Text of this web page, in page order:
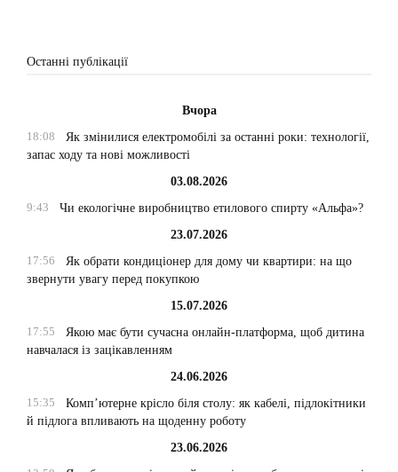
Останні публікації
Вчора
18:08
Як змінилися електромобілі за останні роки: технології,
запас ходу та нові можливості
03.08.2026
9:43
Чи екологічне виробництво етилового спирту «Альфа»?
23.07.2026
17:56
Як обрати кондиціонер для дому чи квартири: на що
звернути увагу перед покупкою
15.07.2026
17:55
Якою має бути сучасна онлайн-платформа, щоб дитина
навчалася із зацікавленням
24.06.2026
15:35
Комп’ютерне крісло біля столу: як кабелі, підлокітники
й підлога впливають на щоденну роботу
23.06.2026